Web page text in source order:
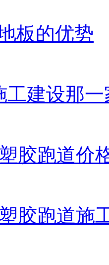
板的优势
工建设那一
胶跑道价
胶跑道施